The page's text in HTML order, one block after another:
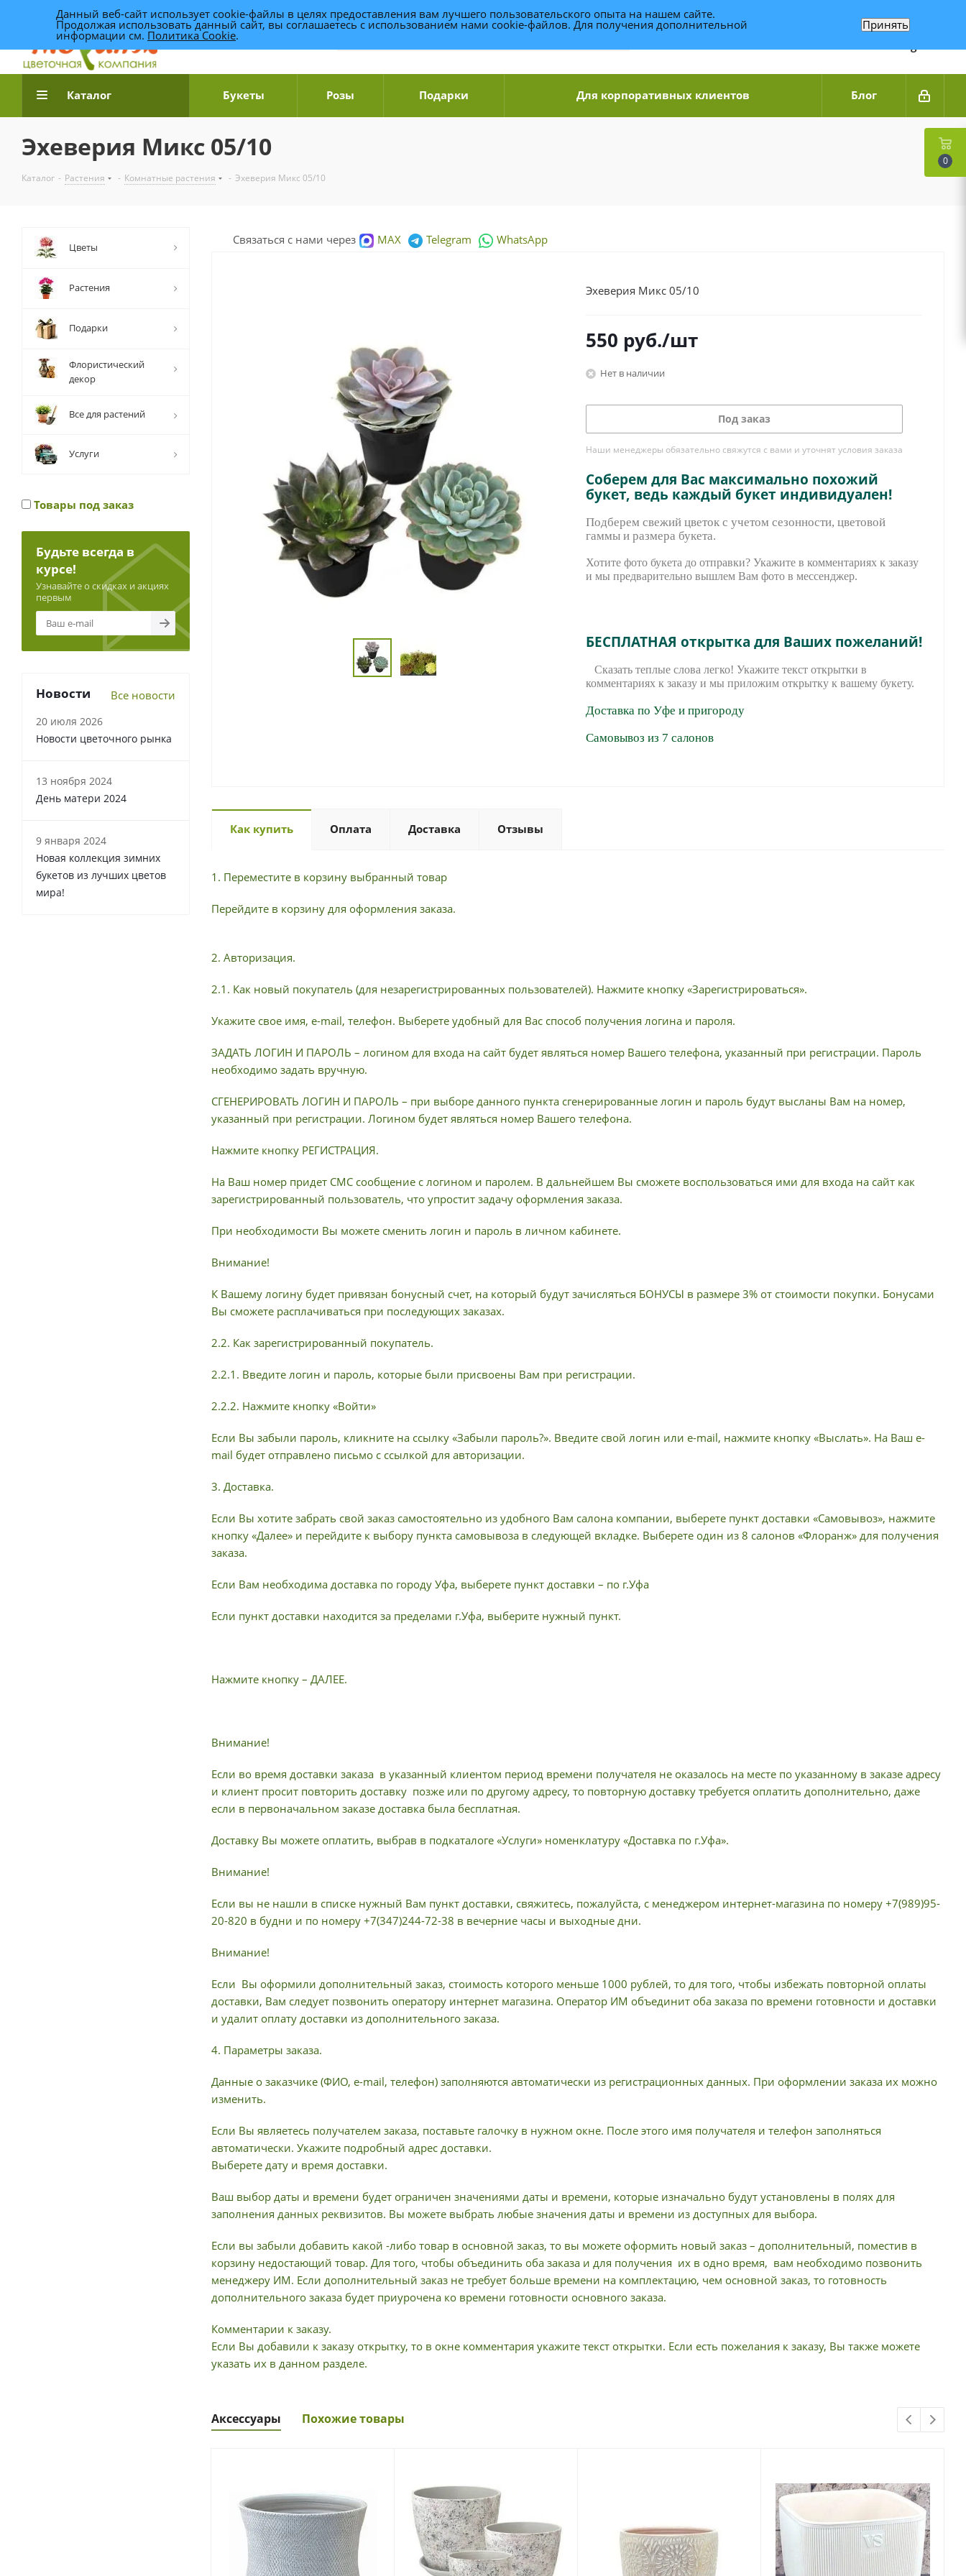
Доставка цветов по Уфе +7 (989) 95-14-014
Связаться по WhatsApp
Каталог Букеты Розы Подарки Для корпоративных клиентов Блог
Эхеверия Микс 05/10
Каталог - Растения - Комнатные растения - Эхеверия Микс 05/10
Связаться с нами через MAX Telegram WhatsApp
Эхеверия Микс 05/10
550 руб./шт
Нет в наличии
Под заказ
Наши менеджеры обязательно свяжутся с вами и уточнят условия заказа
Соберем для Вас максимально похожий
букет, ведь каждый букет индивидуален!
Подберем свежий цветок с учетом сезонности, цветовой
гаммы и размера букета.
Хотите фото букета до отправки? Укажите в комментариях к заказу
и мы предварительно вышлем Вам фото в мессенджер.
БЕСПЛАТНАЯ открытка для Ваших пожеланий!
Сказать теплые слова легко! Укажите текст открытки в
комментариях к заказу и мы приложим открытку к вашему букету.
Доставка по Уфе и пригороду
Самовывоз из 7 салонов
Как купить Оплата Доставка Отзывы
1. Переместите в корзину выбранный товар
Перейдите в корзину для оформления заказа.
2. Авторизация.
2.1. Как новый покупатель (для незарегистрированных пользователей). Нажмите кнопку «Зарегистрироваться».
Укажите свое имя, e-mail, телефон. Выберете удобный для Вас способ получения логина и пароля.
ЗАДАТЬ ЛОГИН И ПАРОЛЬ – логином для входа на сайт будет являться номер Вашего телефона, указанный при регистрации. Пароль
необходимо задать вручную.
СГЕНЕРИРОВАТЬ ЛОГИН И ПАРОЛЬ – при выборе данного пункта сгенерированные логин и пароль будут высланы Вам на номер,
указанный при регистрации. Логином будет являться номер Вашего телефона.
Нажмите кнопку РЕГИСТРАЦИЯ.
На Ваш номер придет СМС сообщение с логином и паролем. В дальнейшем Вы сможете воспользоваться ими для входа на сайт как
зарегистрированный пользователь, что упростит задачу оформления заказа.
При необходимости Вы можете сменить логин и пароль в личном кабинете.
Внимание!
К Вашему логину будет привязан бонусный счет, на который будут зачисляться БОНУСЫ в размере 3% от стоимости покупки. Бонусами
Вы сможете расплачиваться при последующих заказах.
2.2. Как зарегистрированный покупатель.
2.2.1. Введите логин и пароль, которые были присвоены Вам при регистрации.
2.2.2. Нажмите кнопку «Войти»
Если Вы забыли пароль, кликните на ссылку «Забыли пароль?». Введите свой логин или e-mail, нажмите кнопку «Выслать». На Ваш e-
mail будет отправлено письмо с ссылкой для авторизации.
3. Доставка.
Если Вы хотите забрать свой заказ самостоятельно из удобного Вам салона компании, выберете пункт доставки «Самовывоз», нажмите
кнопку «Далее» и перейдите к выбору пункта самовывоза в следующей вкладке. Выберете один из 8 салонов «Флоранж» для получения
заказа.
Если Вам необходима доставка по городу Уфа, выберете пункт доставки – по г.Уфа
Если пункт доставки находится за пределами г.Уфа, выберите нужный пункт.
Нажмите кнопку – ДАЛЕЕ.
Внимание!
Если во время доставки заказа в указанный клиентом период времени получателя не оказалось на месте по указанному в заказе адресу
и клиент просит повторить доставку позже или по другому адресу, то повторную доставку требуется оплатить дополнительно, даже
если в первоначальном заказе доставка была бесплатная.
Доставку Вы можете оплатить, выбрав в подкаталоге «Услуги» номенклатуру «Доставка по г.Уфа».
Внимание!
Если вы не нашли в списке нужный Вам пункт доставки, свяжитесь, пожалуйста, с менеджером интернет-магазина по номеру +7(989)95-
20-820 в будни и по номеру +7(347)244-72-38 в вечерние часы и выходные дни.
Внимание!
Если Вы оформили дополнительный заказ, стоимость которого меньше 1000 рублей, то для того, чтобы избежать повторной оплаты
доставки, Вам следует позвонить оператору интернет магазина. Оператор ИМ объединит оба заказа по времени готовности и доставки
и удалит оплату доставки из дополнительного заказа.
4. Параметры заказа.
Данные о заказчике (ФИО, e-mail, телефон) заполняются автоматически из регистрационных данных. При оформлении заказа их можно
изменить.
Если Вы являетесь получателем заказа, поставьте галочку в нужном окне. После этого имя получателя и телефон заполняться
автоматически. Укажите подробный адрес доставки.
Выберете дату и время доставки.
Ваш выбор даты и времени будет ограничен значениями даты и времени, которые изначально будут установлены в полях для
заполнения данных реквизитов. Вы можете выбрать любые значения даты и времени из доступных для выбора.
Если вы забыли добавить какой -либо товар в основной заказ, то вы можете оформить новый заказ – дополнительный, поместив в
корзину недостающий товар. Для того, чтобы объединить оба заказа и для получения их в одно время, вам необходимо позвонить
менеджеру ИМ. Если дополнительный заказ не требует больше времени на комплектацию, чем основной заказ, то готовность
дополнительного заказа будет приурочена ко времени готовности основного заказа.
Комментарии к заказу.
Если Вы добавили к заказу открытку, то в окне комментария укажите текст открытки. Если есть пожелания к заказу, Вы также можете
указать их в данном разделе.
Аксессуары Похожие товары
Цветы
Растения
Подарки
Флористический
декор
Все для растений
Услуги
Товары под заказ
Будьте всегда в
курсе!
Узнавайте о скидках и акциях
первым
Новости Все новости
20 июля 2026
Новости цветочного рынка
13 ноября 2024
День матери 2024
9 января 2024
Новая коллекция зимних
букетов из лучших цветов
мира!
0
Данный веб-сайт использует cookie-файлы в целях предоставления вам лучшего пользовательского опыта на нашем сайте.
Продолжая использовать данный сайт, вы соглашаетесь с использованием нами cookie-файлов. Для получения дополнительной
информации см. Политика Cookie.
Принять